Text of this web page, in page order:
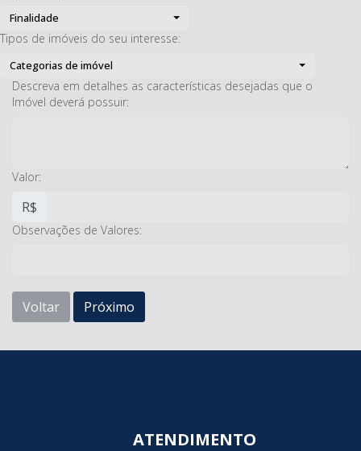
Finalidade
Tipos de imóveis do seu interesse:
Categorias de imóvel
Descreva em detalhes as características desejadas que o
Imóvel deverá possuir:
Valor:
R$
Observações de Valores:
Voltar Próximo
ATENDIMENTO